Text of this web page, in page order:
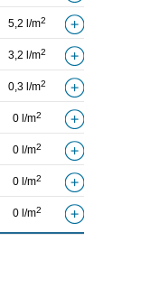
5,2 l/m2
3,2 l/m2
0,3 l/m2
0 l/m2
0 l/m2
0 l/m2
0 l/m2